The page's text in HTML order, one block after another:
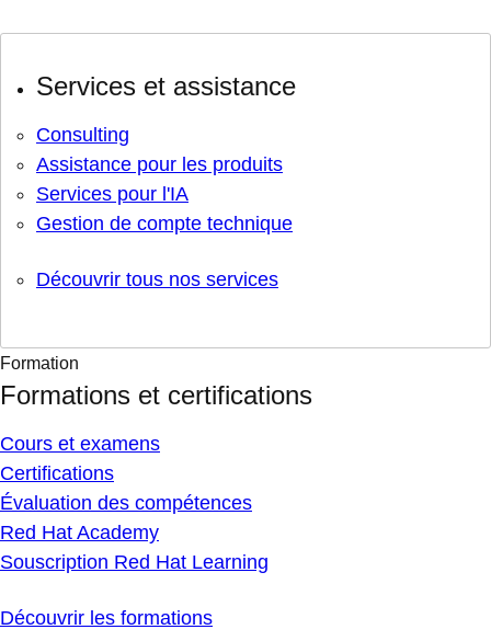
Services et assistance
Consulting
Assistance pour les produits
Services pour l'IA
Gestion de compte technique
Découvrir tous nos services
Formation
Formations et certifications
Cours et examens
Certifications
Évaluation des compétences
Red Hat Academy
Souscription Red Hat Learning
Découvrir les formations